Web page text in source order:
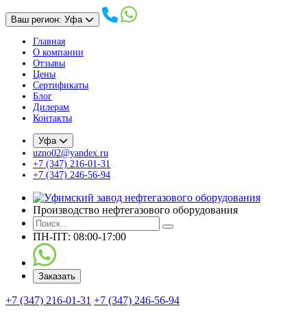
Ваш регион: Уфа
Главная
О компании
Отзывы
Цены
Сертификаты
Блог
Дилерам
Контакты
Уфа
uzno02@yandex.ru
+7 (347) 216-01-31
+7 (347) 246-56-94
Производство нефтегазового оборудования
ПН-ПТ: 08:00-17:00
Заказать
+7 (347) 216-01-31 +7 (347) 246-56-94